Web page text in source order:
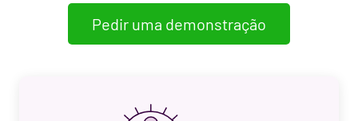
Pedir uma demonstração